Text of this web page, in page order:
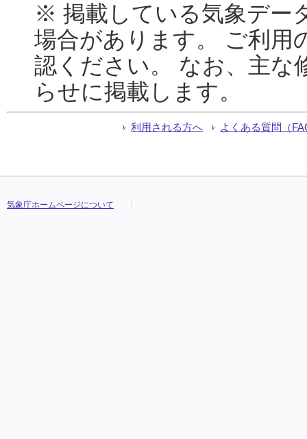
※ 掲載している気象デー
場合があります。 ご利用
認ください。 なお、主な
らせに掲載します。
利用される方へ よくある質問（
気象庁ホームページについて